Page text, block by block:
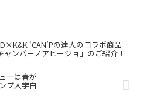
‘CAN’Pの達人のコラボ商品
ャンパーノアヒージョ」のご紹介！
ーは春が
プ入学白